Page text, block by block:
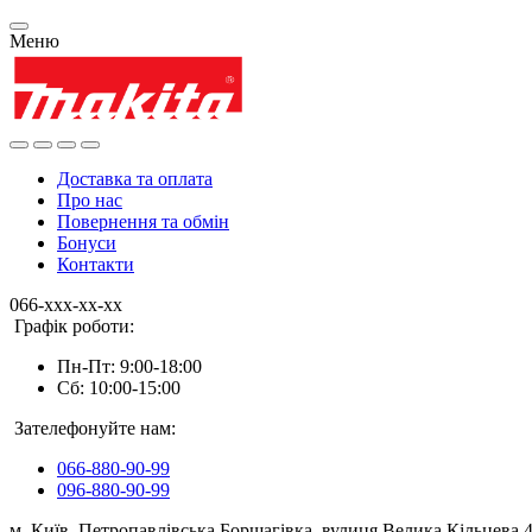
Меню
Доставка та оплата
Про нас
Повернення та обмін
Бонуси
Контакти
066-xxx-xx-xx
Графік роботи:
Пн-Пт: 9:00-18:00
Сб: 10:00-15:00
Зателефонуйте нам:
066-880-90-99
096-880-90-99